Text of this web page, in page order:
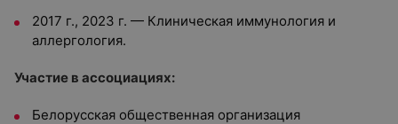
2017 г., 2023 г. — Клиническая иммунология и
аллергология.
Участие в ассоциациях:
Белорусская общественная организация